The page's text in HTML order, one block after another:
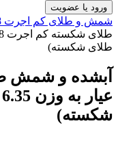
شمش و طلای کم اجرت 18 عیار
طلای شکسته)
شکسته)